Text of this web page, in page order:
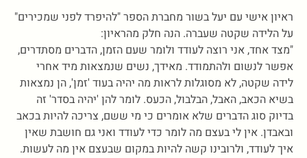
ראיון אישי עם יעל בשור מחברת הספר "להיפרד לפני שמכירים"
על הלידה שקטה שעברה. הנה חלק מהראיון:
"מצד אחד, אני רוצה לעודד ולומר שעם הזמן, הדברים מסתדרים,
אפשר לנשום ולהתמודד. מאידך, נשים שנמצאות מיד אחרי
לידה שקטה, לא מסוגלות לראות מה יהיה בעוד 'זמן', הן נמצאות
בשיא הכאב, האבל, הבלבול, הכעס. לומר להן 'יהיה בסדר' זה
בדיוק סוג הדברים שלא אומרים כי מי ששם, צריכה להיות בכאב
ובאבדן. אין לי בעצם מה לומר כדי לעודד ואני גם חושבת שאין
איך לעודד, ולרובינו קשה להיות במקום שבעצם אין מה לעשות.